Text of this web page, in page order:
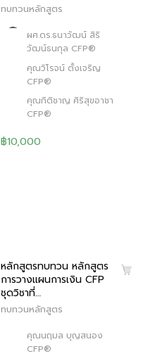
ทบทวนหลักสูตร
ผศ.ดร.ธนาวัฒน์ สิริ
วัฒน์ธนกุล CFP®
คุณวิโรจน์ ตั้งเจริญ
CFP®
คุณกิติชาญ ศิริสุขอาชา
CFP®
฿10,000
หลักสูตรทบทวน หลักสูตร
การวางแผนการเงิน CFP
ชุดวิชาที่…
ทบทวนหลักสูตร
คุณนฤมล บุญสนอง
CFP®